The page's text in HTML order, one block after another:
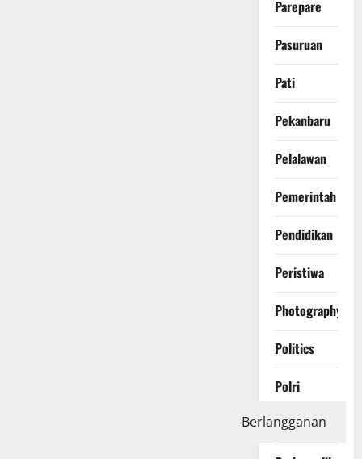
Parepare
Pasuruan
Pati
Pekanbaru
Pelalawan
Pemerintah
Pendidikan
Peristiwa
Photography
Politics
Polri
Pontianak
Berlangganan